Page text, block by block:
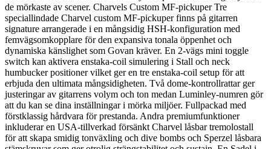
de mörkaste av scener. Charvels Custom MF-pickuper Tre
speciallindade Charvel custom MF-pickuper finns på gitarren
signature arrangerade i en mångsidig HSH-konfiguration med
femvägsomkopplare för den expansiva tonala öppenhet och
dynamiska känslighet som Govan kräver. En 2-vägs mini toggle
switch kan aktivera enstaka-coil simulering i Stall och neck
humbucker positioner vilket ger en tre enstaka-coil setup för att
erbjuda den ultimata mångsidigheten. Två dome-kontrollrattar ger
justeringar av gitarrens volym och ton medan Luminley-numren gör
att du kan se dina inställningar i mörka miljöer. Fullpackad med
förstklassig hårdvara för prestanda. Andra premiumfunktioner
inkluderar en USA-tillverkad försänkt Charvel låsbar tremolostall
för att skapa smidig tonväxling och dive bombs och Sperzel låsbara